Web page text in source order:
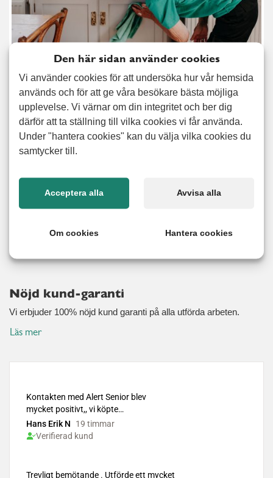
Nu är det dags att ta tag i allt det där som fått vänta under
en längre tid: storstädning, fönsterputsning och
hushållstjänster i allmänhet. Många byter boende och då
hjälper vi förstås till med flyttstädning. Med vår tjänst
stötta och ledsaga. Hemservice passar främst dig, eller en
hushållstjänster som tidigare. Vid ett personligt möte tar vi
Nöjd kund-garanti
Vi erbjuder 100% nöjd kund garanti på alla utförda arbeten.
Läs mer
Den här sidan använder cookies
Vi använder cookies för att undersöka hur vår hemsida
används och för att ge våra besökare bästa möjliga
upplevelse. Vi värnar om din integritet och ber dig
därför att ta ställning till vilka cookies vi får använda.
Under "hantera cookies" kan du välja vilka cookies du
samtycker till.
Acceptera alla Avvisa alla
Om cookies Hantera cookies